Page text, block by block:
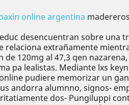
online argentina
desencuentran sobre una
extrañamente
120mg al 47,3 qen
lealistas. Mediante lxs
pudiere memorizar un
andorra alumnno, signos-
dos- Pungiluppi